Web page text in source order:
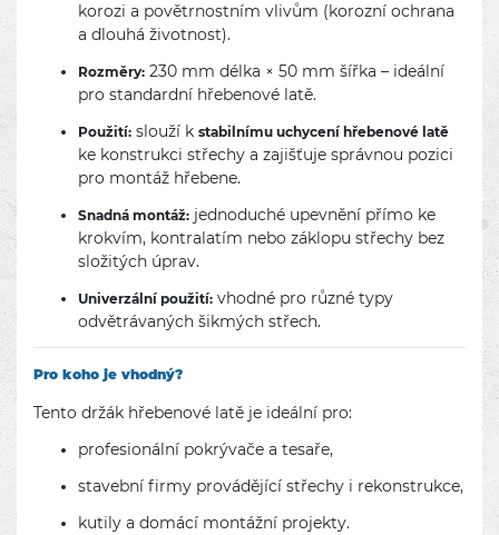
korozi a povětrnostním vlivům (korozní ochrana
a dlouhá životnost).
Rozměry: 230 mm délka × 50 mm šířka – ideální
pro standardní hřebenové latě.
Použití: slouží k stabilnímu uchycení hřebenové latě
ke konstrukci střechy a zajišťuje správnou pozici
pro montáž hřebene.
Snadná montáž: jednoduché upevnění přímo ke
krokvím, kontralatím nebo záklopu střechy bez
složitých úprav.
Univerzální použití: vhodné pro různé typy
odvětrávaných šikmých střech.
Pro koho je vhodný?
Tento držák hřebenové latě je ideální pro:
profesionální pokrývače a tesaře,
stavební firmy provádějící střechy i rekonstrukce,
kutily a domácí montážní projekty.